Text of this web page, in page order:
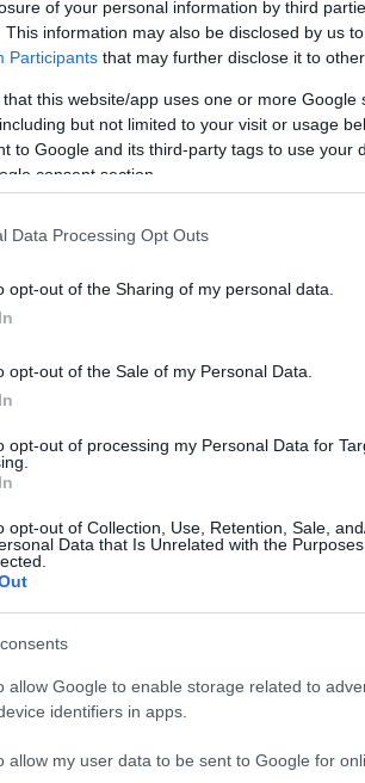
of your personal information by third
This information may also be disclosed by us
Participants that may further disclose it to
that this website/app uses one or more
but not limited to your visit or usage
to Google and its third-party tags to use your
consent section.
Data Processing Opt Outs
opt-out of the Sharing of my personal data.
opt-out of the Sale of my Personal Data.
opt-out of processing my Personal Data for
opt-out of Collection, Use, Retention, Sale,
Data that Is Unrelated with the
allow Google to enable storage related to
identifiers in apps.
allow my user data to be sent to Google for
gara e cronometro: l’atmosfera è
che sventolano per la
per il Cavallino Rampante.
a condividere l’adrenalina di
il coraggio dei piloti.
e sensazioni in pista